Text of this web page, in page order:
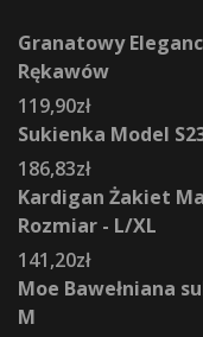
Granatowy
Rękawów
119,90zł
Sukienka Model
186,83zł
Kardigan Żakiet
Rozmiar - L/XL
141,20zł
Moe Bawełniana
M